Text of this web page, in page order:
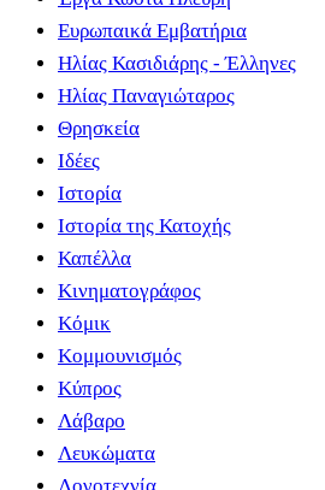
Ευρωπαικά Εμβατήρια
Ηλίας Κασιδιάρης - Έλληνες
Ηλίας Παναγιώταρος
Θρησκεία
Ιδέες
Ιστορία
Ιστορία της Κατοχής
Καπέλλα
Κινηματογράφος
Κόμικ
Κομμουνισμός
Κύπρος
Λάβαρο
Λευκώματα